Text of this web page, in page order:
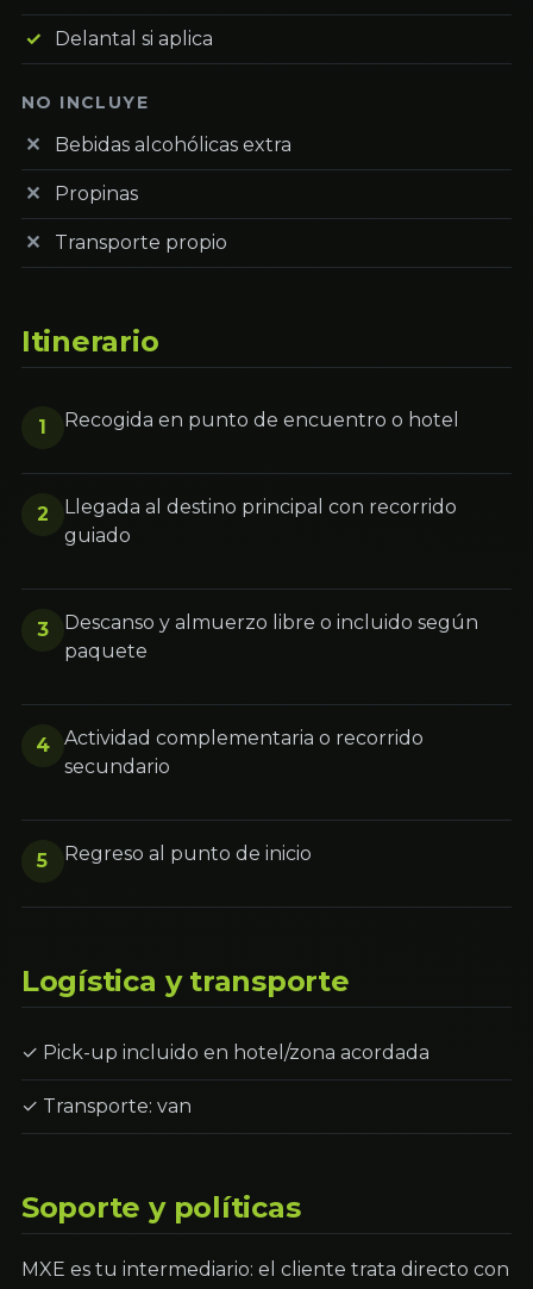
Delantal si aplica
NO INCLUYE
Bebidas alcohólicas extra
Propinas
Transporte propio
Itinerario
1 Recogida en punto de encuentro o hotel
2
Llegada al destino principal con recorrido
guiado
3
Descanso y almuerzo libre o incluido según
paquete
4
Actividad complementaria o recorrido
secundario
5 Regreso al punto de inicio
Logística y transporte
✓ Pick-up incluido en hotel/zona acordada
✓ Transporte: van
Soporte y políticas
MXE es tu intermediario: el cliente trata directo con